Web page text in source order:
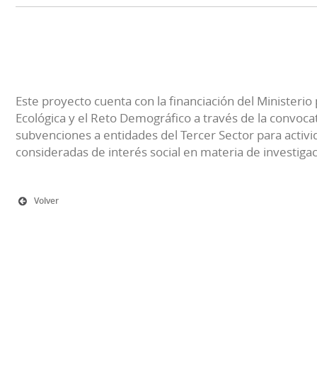
Este proyecto cuenta con la financiación del Ministerio
Ecológica y el Reto Demográfico a través de la
subvenciones a entidades del Tercer Sector para
consideradas de interés social en materia de
Volver